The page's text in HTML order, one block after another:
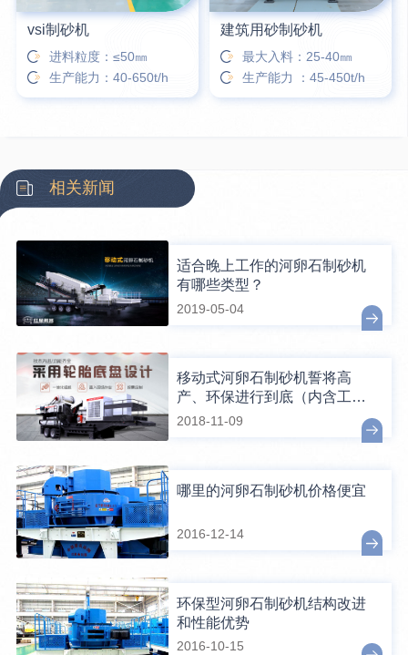
vsi制砂机
进料粒度：≤50㎜
生产能力：40-650t/h
建筑用砂制砂机
最大入料：25-40㎜
生产能力 ：45-450t/h
相关新闻
适合晚上工作的河卵石制砂机
有哪些类型？
2019-05-04
移动式河卵石制砂机誓将高
产、环保进行到底（内含工作
视频）
2018-11-09
哪里的河卵石制砂机价格便宜
2016-12-14
环保型河卵石制砂机结构改进
和性能优势
2016-10-15